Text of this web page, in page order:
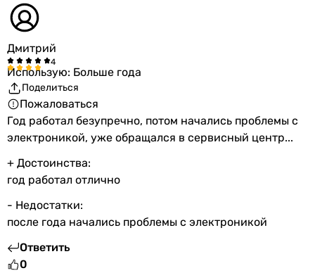
Дмитрий
Использую: Больше года
Поделиться
Пожаловаться
Год работал безупречно, потом начались проблемы с
электроникой, уже обращался в сервисный центр...
+ Достоинства:
год работал отлично
- Недостатки:
после года начались проблемы с электроникой
Ответить
0